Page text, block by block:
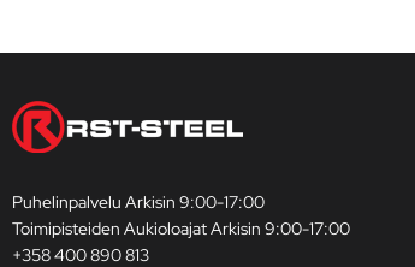
Puhelinpalvelu Arkisin 9:00-17:00
Toimipisteiden Aukioloajat Arkisin 9:00-17:00
+358 400 890 813